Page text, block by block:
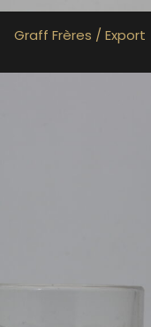
Graff Frères / Export